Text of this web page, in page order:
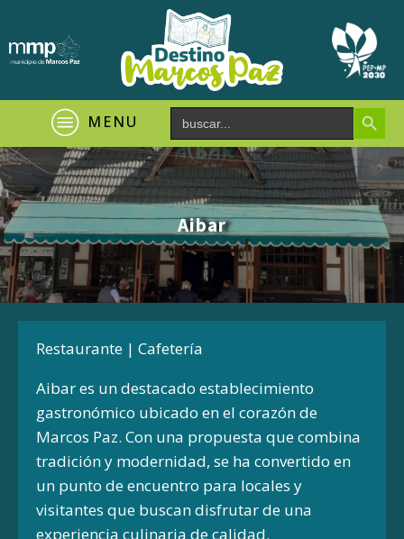
MENU Search
for:
Search Button
Aibar
Restaurante | Cafetería
Aibar es un destacado establecimiento
gastronómico ubicado en el corazón de
Marcos Paz. Con una propuesta que combina
tradición y modernidad, se ha convertido en
un punto de encuentro para locales y
visitantes que buscan disfrutar de una
experiencia culinaria de calidad.